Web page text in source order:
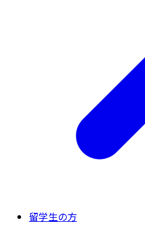
留学生の方